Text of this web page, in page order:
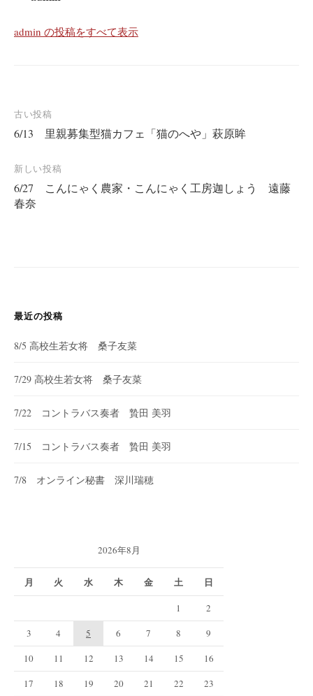
admin の投稿をすべて表示
投
稿
ナ
ビ
ゲ
古い投稿
6/13 里親募集型猫カフェ「猫のへや」萩原眸
新しい投稿
6/27 こんにゃく農家・こんにゃく工房迦しょう 遠藤
春奈
最近の投稿
8/5 高校生若女将 桑子友菜
7/29 高校生若女将 桑子友菜
7/22 コントラバス奏者 贄田 美羽
7/15 コントラバス奏者 贄田 美羽
7/8 オンライン秘書 深川瑞穂
2026年8月
月 火 水 木 金 土 日
1
2
3
4 5 6 7 8
9
10
11 12 13 14 15
16
17
18 19 20 21 22
23